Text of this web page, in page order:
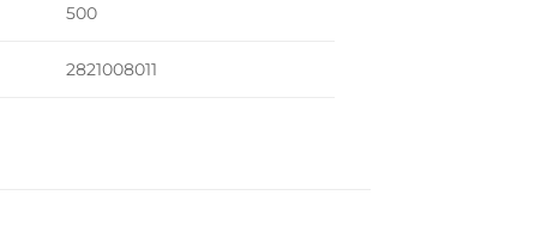
500
2821008011